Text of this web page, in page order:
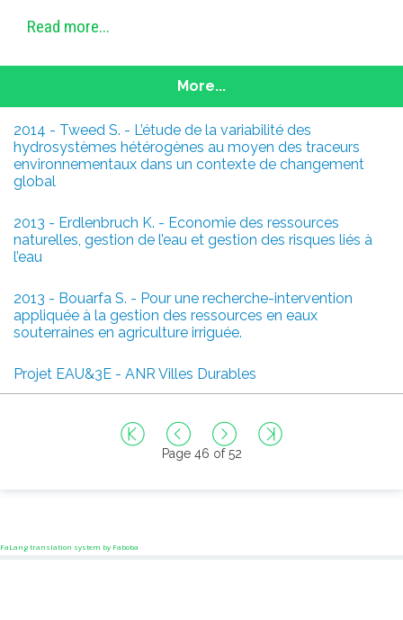
Read more...
More...
2014 - Tweed S. - L’étude de la variabilité des
hydrosystèmes hétérogènes au moyen des traceurs
environnementaux dans un contexte de changement
global
2013 - Erdlenbruch K. - Economie des ressources
naturelles, gestion de l’eau et gestion des risques liés à
l’eau
2013 - Bouarfa S. - Pour une recherche-intervention
appliquée à la gestion des ressources en eaux
souterraines en agriculture irriguée.
Projet EAU&3E - ANR Villes Durables
Page 46 of 52
FaLang translation system by Faboba